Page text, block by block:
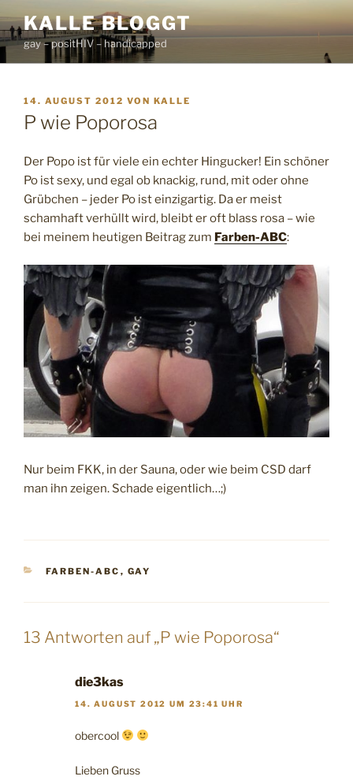
Inhalt
springen
KALLE BLOGGT
gay – positHIV – handicapped
VERÖFFENTLICHT
AM
14. AUGUST 2012 VON KALLE
P wie Poporosa
Der Popo ist für viele ein echter Hingucker! Ein schöner
Po ist sexy, und egal ob knackig, rund, mit oder ohne
Grübchen – jeder Po ist einzigartig. Da er meist
schamhaft verhüllt wird, bleibt er oft blass rosa – wie
bei meinem heutigen Beitrag zum Farben-ABC:
Nur beim FKK, in der Sauna, oder wie beim CSD darf
man ihn zeigen. Schade eigentlich…;)
KATEGORIEN
FARBEN-ABC , GAY
13 Antworten auf „P wie Poporosa“
die3kas
14. AUGUST 2012 UM 23:41 UHR
obercool
Lieben Gruss